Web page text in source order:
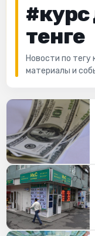
#курс
тенге
Новости по тегу
материалы и